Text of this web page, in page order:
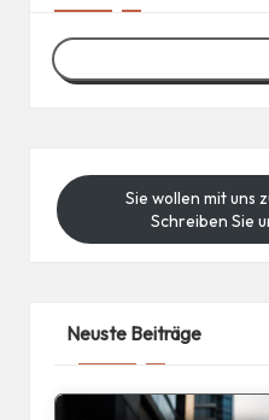
Sie wollen mit uns
Schreiben Sie
Neuste Beiträge